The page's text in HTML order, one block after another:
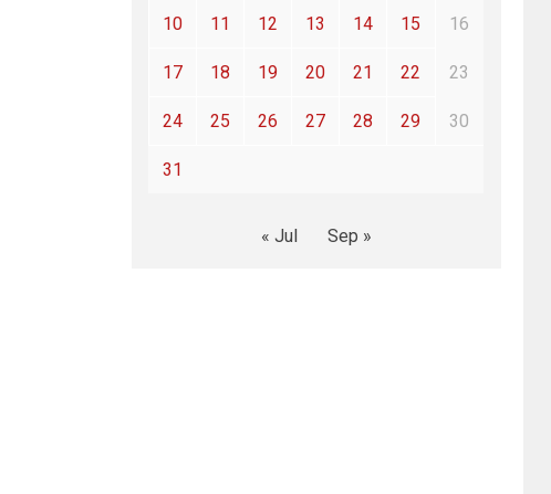
10 11 12 13 14 15 16
17 18 19 20 21 22 23
24 25 26 27 28 29 30
31
« Jul Sep »